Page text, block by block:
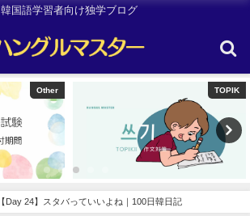
韓国語学習者向け独学ブログ
Other TOPIK
【Day 24】スタバっていいよね｜100日韓日記